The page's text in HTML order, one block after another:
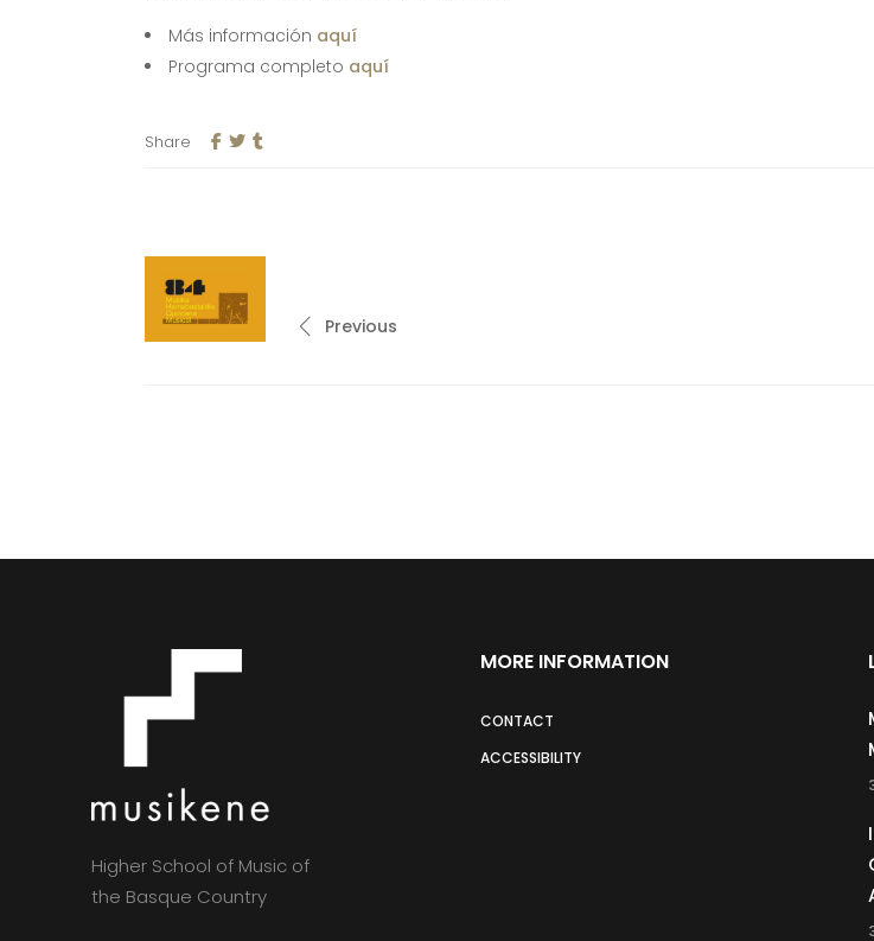
Más información aquí
Programa completo aquí
Share
Previous
Higher School of Music of
the Basque Country
MORE INFORMATION
CONTACT
ACCESSIBILITY